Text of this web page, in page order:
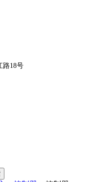
路18号